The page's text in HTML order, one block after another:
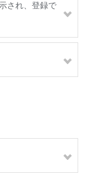
され、登録で